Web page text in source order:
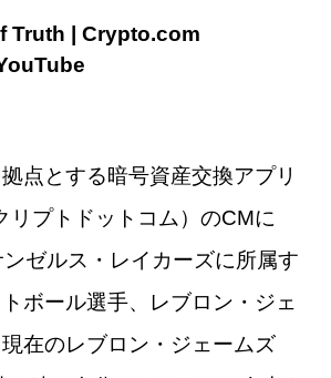
Truth | Crypto.com
点とする暗号資産交換アプリ
リプトドットコム）のCMに
ゼルス・レイカーズに所属す
ボール選手、レブロン・ジェ
在のレブロン・ジェームズ